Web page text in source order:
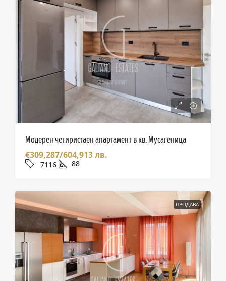
Модерен четиристаен апартамент в кв. Мусагеница
€309,287/604,913 лв.
7116 88
ПРОДАВА